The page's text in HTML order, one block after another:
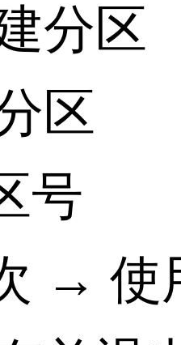
分区
区
号
→ 使